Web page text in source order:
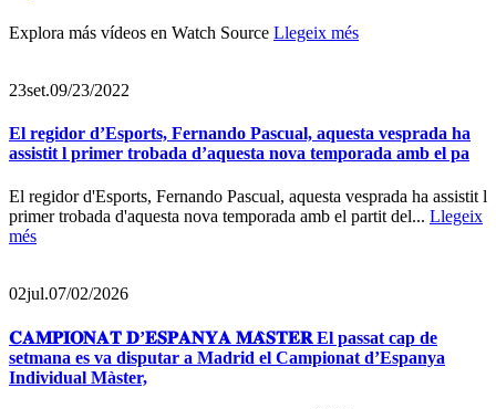
Explora más vídeos en Watch Source Llegeix més
23set.09/23/2022
El regidor d’Esports, Fernando Pascual, aquesta vesprada ha
assistit l primer trobada d’aquesta nova temporada amb el pa
El regidor d'Esports, Fernando Pascual, aquesta vesprada ha assistit l
primer trobada d'aquesta nova temporada amb el partit del... Llegeix
més
02jul.07/02/2026
𝐂𝐀𝐌𝐏𝐈𝐎𝐍𝐀𝐓 𝐃’𝐄𝐒𝐏𝐀𝐍𝐘𝐀 𝐌𝐀̀𝐒𝐓𝐄𝐑 El passat cap de
setmana es va disputar a Madrid el Campionat d’Espanya
Individual Màster,